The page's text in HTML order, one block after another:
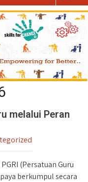
melalui Peran
(Persatuan Guru
berkumpul secara